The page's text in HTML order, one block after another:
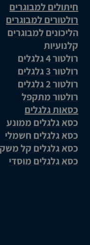
חיתולים למבוגרים
רולטורים למבוגרים
הליכונים למבוגרים
קלנועיות
רולטור 4 גלגלים
רולטור 3 גלגלים
רולטור 2 גלגלים
רולטור מתקפל
כסאות גלגלים
כסא גלגלים ממונע
כסא גלגלים חשמלי
כסא גלגלים קל
כסא גלגלים מוסדי